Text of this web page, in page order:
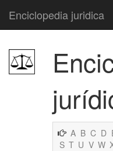
Enciclopedia juridica
A B C D
S T U V W